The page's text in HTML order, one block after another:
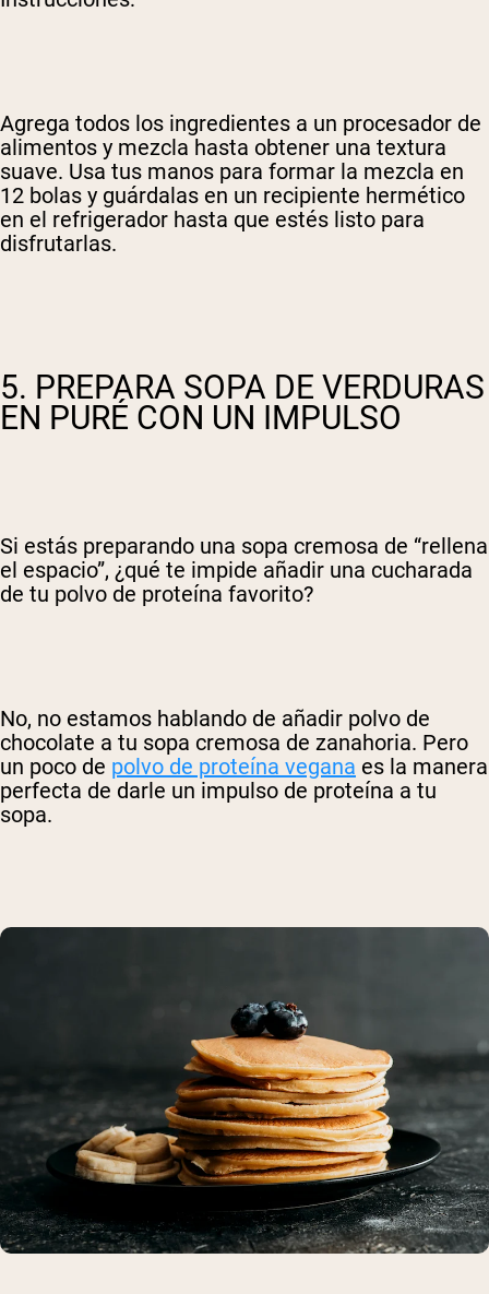
Agrega todos los ingredientes a un procesador de
alimentos y mezcla hasta obtener una textura
suave. Usa tus manos para formar la mezcla en
12 bolas y guárdalas en un recipiente hermético
en el refrigerador hasta que estés listo para
disfrutarlas.
5. PREPARA SOPA DE VERDURAS
EN PURÉ CON UN IMPULSO
Si estás preparando una sopa cremosa de “rellena
el espacio”, ¿qué te impide añadir una cucharada
de tu polvo de proteína favorito?
No, no estamos hablando de añadir polvo de
chocolate a tu sopa cremosa de zanahoria. Pero
un poco de polvo de proteína vegana es la manera
perfecta de darle un impulso de proteína a tu
sopa.